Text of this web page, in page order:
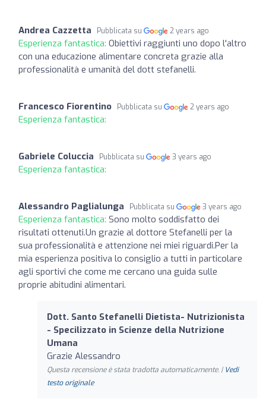
Andrea Cazzetta Pubblicata su 2 years ago
Esperienza fantastica: Obiettivi raggiunti uno dopo l'altro
con una educazione alimentare concreta grazie alla
professionalità e umanità del dott stefanelli.
Francesco Fiorentino Pubblicata su 2 years ago
Esperienza fantastica:
Gabriele Coluccia Pubblicata su 3 years ago
Esperienza fantastica:
Alessandro Paglialunga Pubblicata su 3 years ago
Esperienza fantastica: Sono molto soddisfatto dei
risultati ottenuti.Un grazie al dottore Stefanelli per la
sua professionalità e attenzione nei miei riguardi.Per la
mia esperienza positiva lo consiglio a tutti in particolare
agli sportivi che come me cercano una guida sulle
proprie abitudini alimentari.
Dott. Santo Stefanelli Dietista- Nutrizionista
- Specilizzato in Scienze della Nutrizione
Umana
Grazie Alessandro
Questa recensione è stata tradotta automaticamente. | Vedi
testo originale